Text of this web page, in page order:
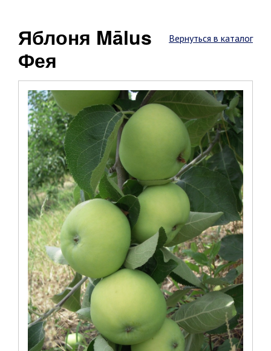
Вернуться в каталог
Яблоня Mālus
Фея